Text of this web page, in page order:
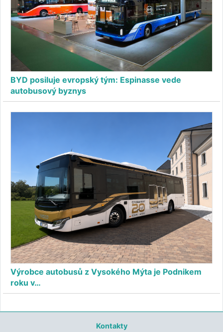
BYD posiluje evropský tým: Espinasse vede
autobusový byznys
Výrobce autobusů z Vysokého Mýta je Podnikem
roku v…
Kontakty